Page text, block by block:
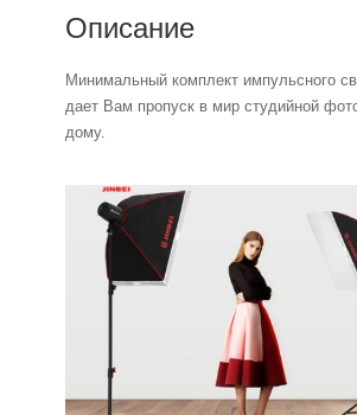
Описание
Минимальный комплект импульсного
дает Вам пропуск в мир студийной
дому.